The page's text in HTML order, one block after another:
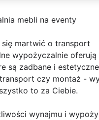
mebli na eventy
się martwić o transport
wypożyczalnie
są zadbane i
czy montaż -
to za Ciebie.
wynajmu i